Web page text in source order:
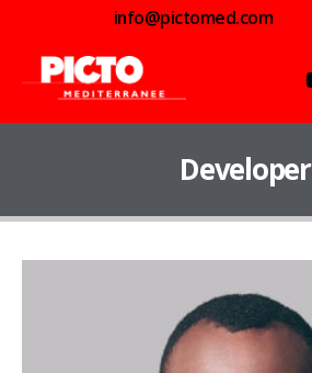
info@pictomed.com
Developer